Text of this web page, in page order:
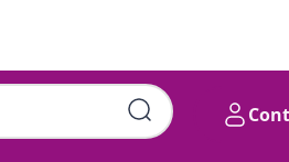
Cont